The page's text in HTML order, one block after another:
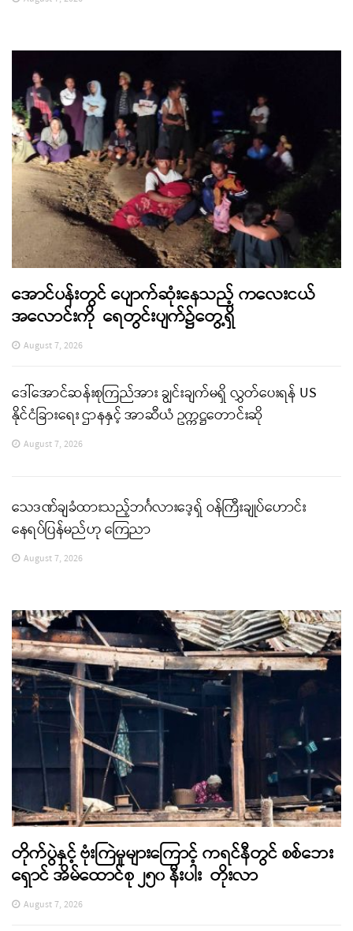
အောင်ပန်းတွင် ပျောက်ဆုံးနေသည့် ကလေးငယ်
အလောင်းကို ရေတွင်းပျက်၌တွေ့ရှိ
August 7, 2026
ဒေါ်အောင်ဆန်းစုကြည်အား ချွင်းချက်မရှိ လွှတ်ပေးရန် US
နိုင်ငံခြားရေး ဌာနနှင့် အာဆီယံ ဥက္ကဋ္ဌတောင်းဆို
August 7, 2026
သေဒဏ်ချခံထားသည့်ဘင်္ဂလားဒေ့ရှ် ဝန်ကြီးချုပ်ဟောင်း
နေရပ်ပြန်မည်ဟု ကြေညာ
August 7, 2026
တိုက်ပွဲနှင့် ဗုံးကြဲမှုများကြောင့် ကရင်နီတွင် စစ်ဘေး
ရှောင် အိမ်ထောင်စု ၂၅၀ နီးပါး တိုးလာ
August 7, 2026